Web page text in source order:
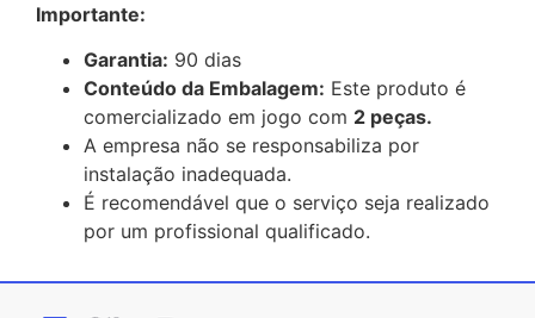
Importante:
Garantia: 90 dias
Conteúdo da Embalagem: Este produto é
comercializado em jogo com 2 peças.
A empresa não se responsabiliza por
instalação inadequada.
É recomendável que o serviço seja realizado
por um profissional qualificado.